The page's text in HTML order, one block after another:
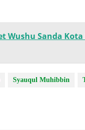
Wushu Sanda
Syauqul Muhibbin